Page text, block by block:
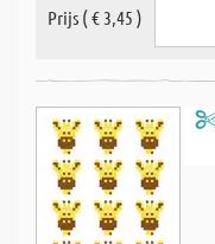
Prijs ( € 3,45 )